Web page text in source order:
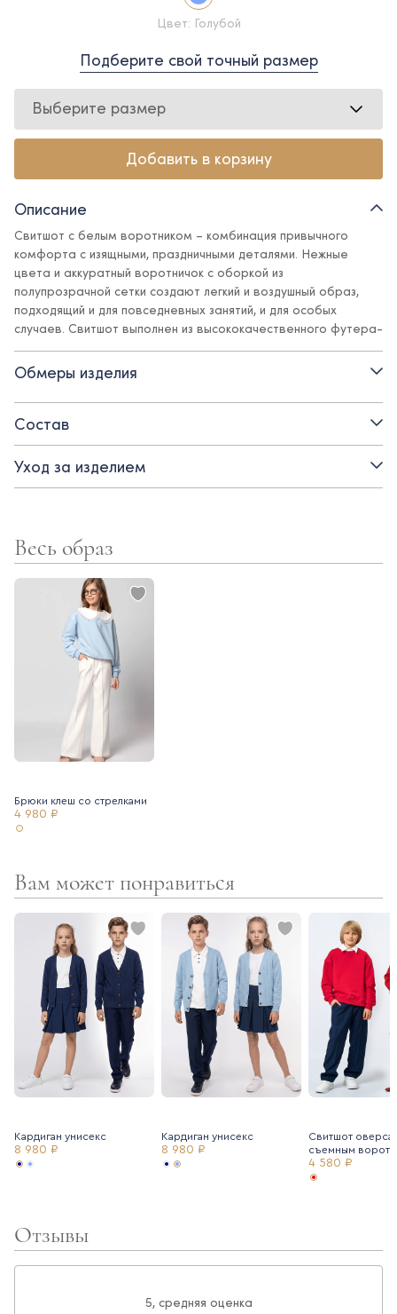
Цвет: Голубой
Подберите свой точный размер
Выберите размер
Добавить в корзину
Описание
Свитшот с белым воротником – комбинация привычного
комфорта с изящными, праздничными деталями. Нежные
цвета и аккуратный воротничок с оборкой из
полупрозрачной сетки создают легкий и воздушный образ,
подходящий и для повседневных занятий, и для особых
случаев. Свитшот выполнен из высококачественного футера-
трехнитки с добавлением полиамида (20%) - он не только
красиво сидит на фигуре, но и сохраняет форму и вид долгое
время благодаря своим превосходным свойствам.
Детали:
- воротник с оборкой
Обмеры изделия
Состав
Уход за изделием
Весь образ
Брюки клеш со стрелками
4 980 ₽
Вам может понравиться
Кардиган унисекс
8 980 ₽
Кардиган унисекс
8 980 ₽
Свитшот
съемным
4 580 ₽
Отзывы
5, средняя оценка